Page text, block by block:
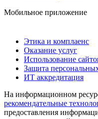
Мобильное приложение
Этика и комплаенс
Оказание услуг
Использование
Защита
ИТ аккредитация
На информационном
рекомендательные
предоставления